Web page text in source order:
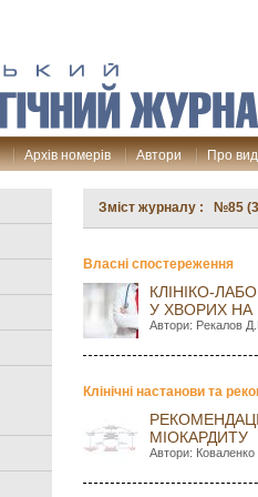
Архів номерів Автори Про
Зміст журналу : №85
Власні спостереження
КЛІНІКО-
У ХВОРИХ НА
Автори: Рекалов
Клінiчні настанови та
МІОКАРДИТУ
Автори: